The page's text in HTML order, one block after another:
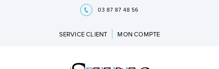
03 87 87 48 56
SERVICE CLIENT MON COMPTE